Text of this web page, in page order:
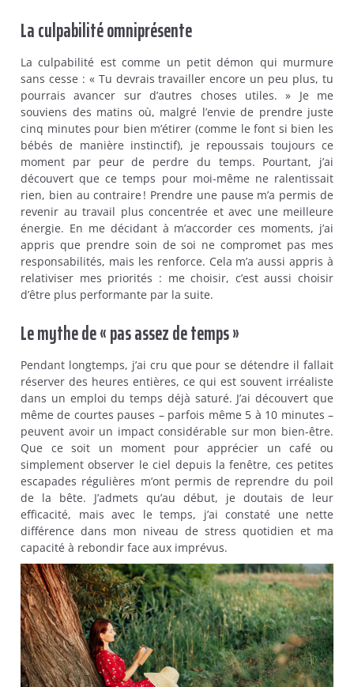
La culpabilité omniprésente
La culpabilité est comme un petit démon qui murmure
sans cesse : « Tu devrais travailler encore un peu plus, tu
pourrais avancer sur d’autres choses utiles. » Je me
souviens des matins où, malgré l’envie de prendre juste
cinq minutes pour bien m’étirer (comme le font si bien les
bébés de manière instinctif), je repoussais toujours ce
moment par peur de perdre du temps. Pourtant, j’ai
découvert que ce temps pour moi-même ne ralentissait
rien, bien au contraire ! Prendre une pause m’a permis de
revenir au travail plus concentrée et avec une meilleure
énergie. En me décidant à m’accorder ces moments, j’ai
appris que prendre soin de soi ne compromet pas mes
responsabilités, mais les renforce. Cela m’a aussi appris à
relativiser mes priorités : me choisir, c’est aussi choisir
d’être plus performante par la suite.
Le mythe de « pas assez de temps »
Pendant longtemps, j’ai cru que pour se détendre il fallait
réserver des heures entières, ce qui est souvent irréaliste
dans un emploi du temps déjà saturé. J’ai découvert que
même de courtes pauses – parfois même 5 à 10 minutes –
peuvent avoir un impact considérable sur mon bien-être.
Que ce soit un moment pour apprécier un café ou
simplement observer le ciel depuis la fenêtre, ces petites
escapades régulières m’ont permis de reprendre du poil
de la bête. J’admets qu’au début, je doutais de leur
efficacité, mais avec le temps, j’ai constaté une nette
différence dans mon niveau de stress quotidien et ma
capacité à rebondir face aux imprévus.